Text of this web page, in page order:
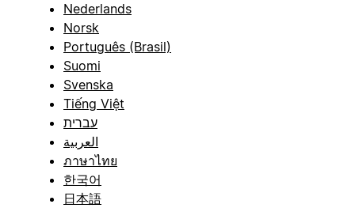
Nederlands
Norsk
Português (Brasil)
Suomi
Svenska
Tiếng Việt
עברית
العربية
ภาษาไทย
한국어
日本語